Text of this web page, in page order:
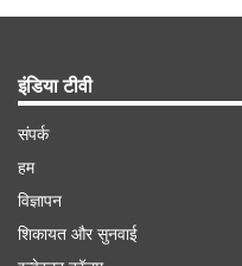
इंडिया टीवी
संपर्क
हम
विज्ञापन
शिकायत और सुनवाई